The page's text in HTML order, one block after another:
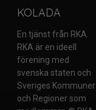
KOLADA
En tjänst från RKA.
RKA är en ideell
förening med
svenska staten och
Sveriges Kommuner
och Regioner som